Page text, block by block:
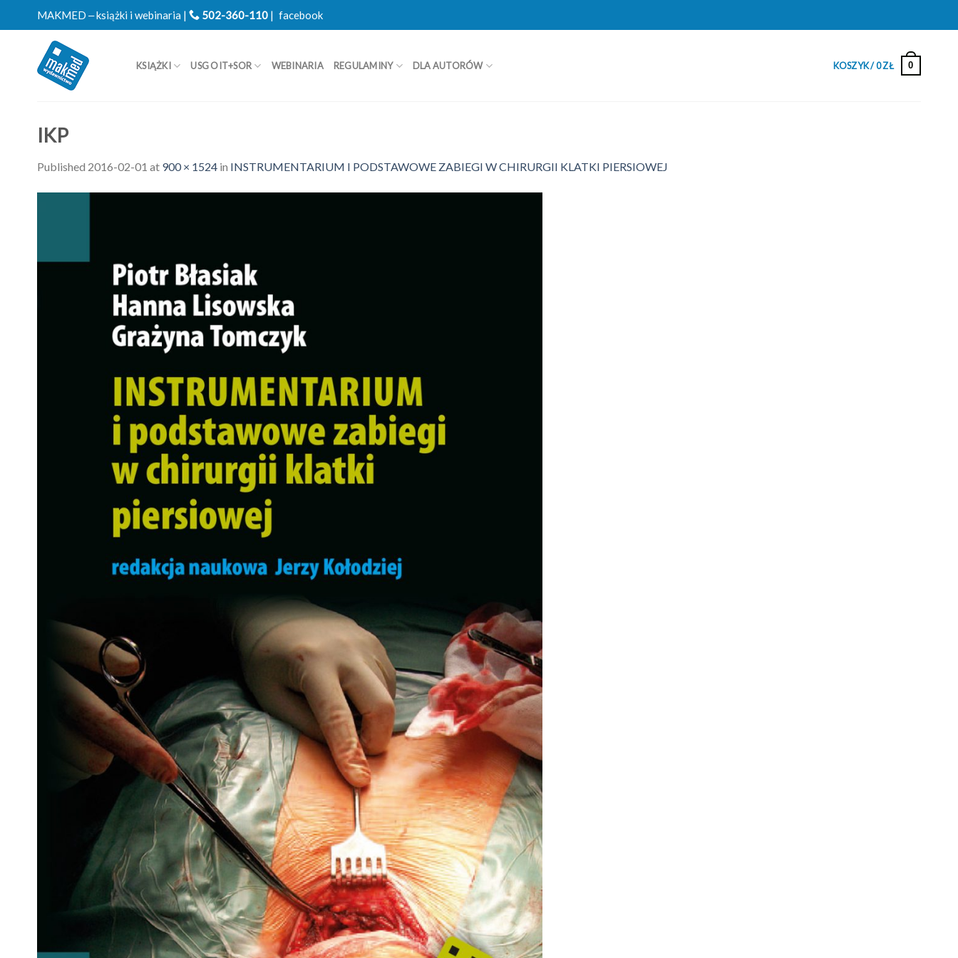
MAKMED ‒ książki i webinaria | 502-360-110 | facebook
KSIĄŻKI USG OIT+SOR WEBINARIA REGULAMINY DLA AUTORÓW KOSZYK /0ZŁ 0
IKP
Published 2016-02-01 at 900 × 1524 in INSTRUMENTARIUM I PODSTAWOWE ZABIEGI W CHIRURGII KLATKI PIERSIOWEJ